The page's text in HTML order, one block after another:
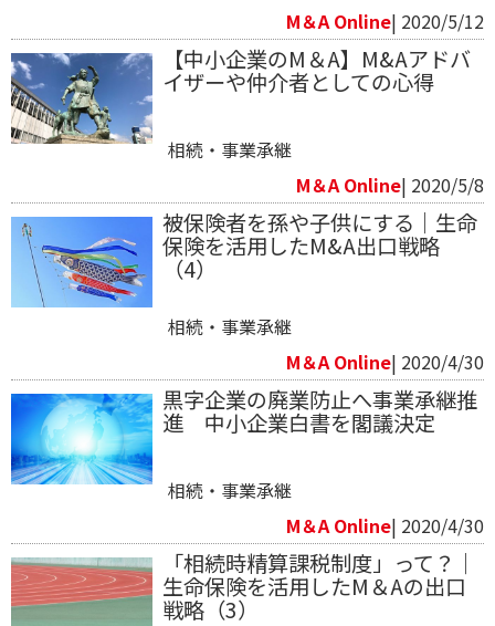
M＆A Online| 2020/5/12
【中小企業のM＆A】M&Aアドバ
イザーや仲介者としての心得
相続・事業承継
M＆A Online| 2020/5/8
被保険者を孫や子供にする｜生命
保険を活用したM&A出口戦略
（4）
相続・事業承継
M＆A Online| 2020/4/30
黒字企業の廃業防止へ事業承継推
進 中小企業白書を閣議決定
相続・事業承継
M＆A Online| 2020/4/30
「相続時精算課税制度」って？｜
生命保険を活用したM＆Aの出口
戦略（3）